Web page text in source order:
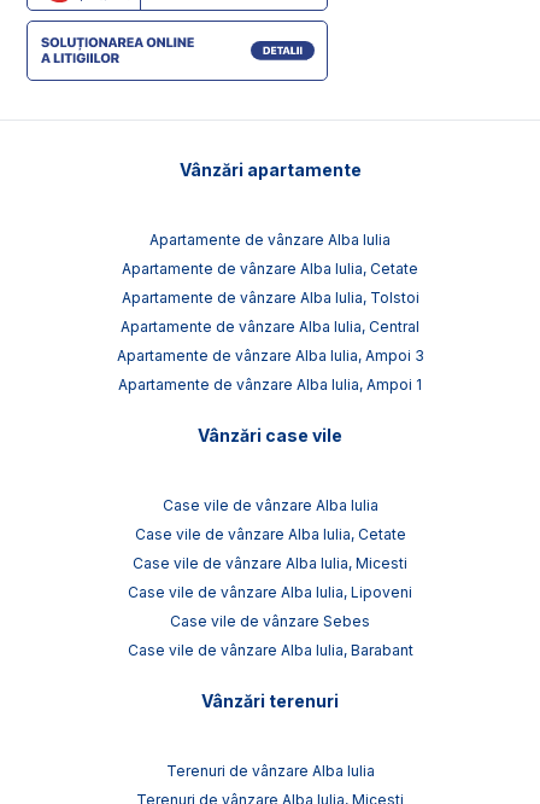
Vânzări apartamente
Apartamente de vânzare Alba Iulia
Apartamente de vânzare Alba Iulia, Cetate
Apartamente de vânzare Alba Iulia, Tolstoi
Apartamente de vânzare Alba Iulia, Central
Apartamente de vânzare Alba Iulia, Ampoi 3
Apartamente de vânzare Alba Iulia, Ampoi 1
Vânzări case vile
Case vile de vânzare Alba Iulia
Case vile de vânzare Alba Iulia, Cetate
Case vile de vânzare Alba Iulia, Micesti
Case vile de vânzare Alba Iulia, Lipoveni
Case vile de vânzare Sebes
Case vile de vânzare Alba Iulia, Barabant
Vânzări terenuri
Terenuri de vânzare Alba Iulia
Terenuri de vânzare Alba Iulia, Micesti